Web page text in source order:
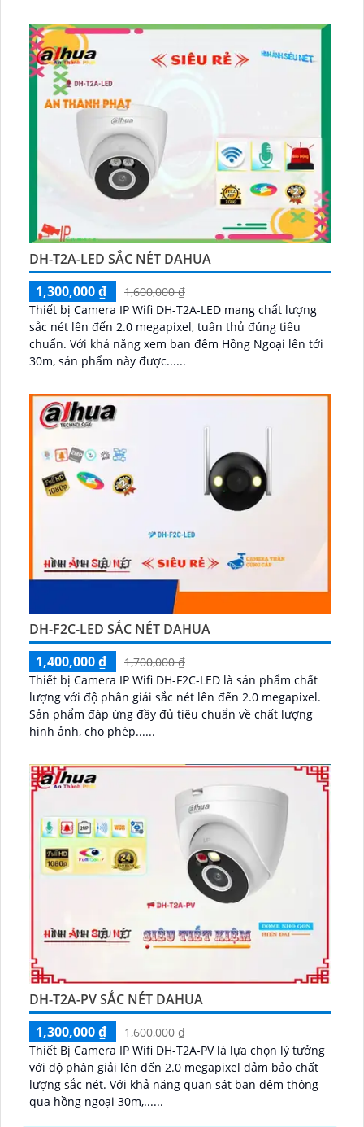
DH-T2A-LED SẮC NÉT DAHUA
1,300,000 ₫
1,600,000 ₫
Thiết bị Camera IP Wifi DH-T2A-LED mang chất lượng
sắc nét lên đến 2.0 megapixel, tuân thủ đúng tiêu
chuẩn. Với khả năng xem ban đêm Hồng Ngoại lên tới
30m, sản phẩm này được......
DH-F2C-LED SẮC NÉT DAHUA
1,400,000 ₫
1,700,000 ₫
Thiết bị Camera IP Wifi DH-F2C-LED là sản phẩm chất
lượng với độ phân giải sắc nét lên đến 2.0 megapixel.
Sản phẩm đáp ứng đầy đủ tiêu chuẩn về chất lượng
hình ảnh, cho phép......
DH-T2A-PV SẮC NÉT DAHUA
1,300,000 ₫
1,600,000 ₫
Thiết Bị Camera IP Wifi DH-T2A-PV là lựa chọn lý tưởng
với độ phân giải lên đến 2.0 megapixel đảm bảo chất
lượng sắc nét. Với khả năng quan sát ban đêm thông
qua hồng ngoại 30m,......